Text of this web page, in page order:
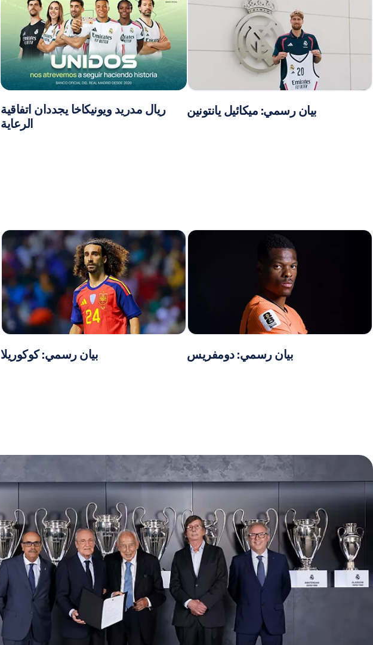
بيان رسمي: ميكائيل يانتونين
ريال مدريد ويونيكاخا يجددان اتفاقية
الرعاية
بيان رسمي: دومفريس بيان رسمي: كوكوريلا